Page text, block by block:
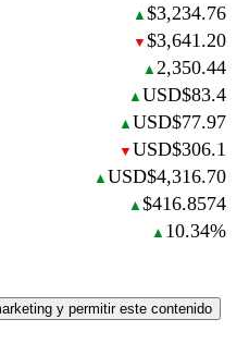
▲ $3,234.76
▼ $3,641.20
▲ 2,350.44
▲ USD$83.4
▲ USD$77.97
▼ USD$306.1
▲ USD$4,316.70
▲ $416.8574
▲ 10.34%
y permitir este contenido